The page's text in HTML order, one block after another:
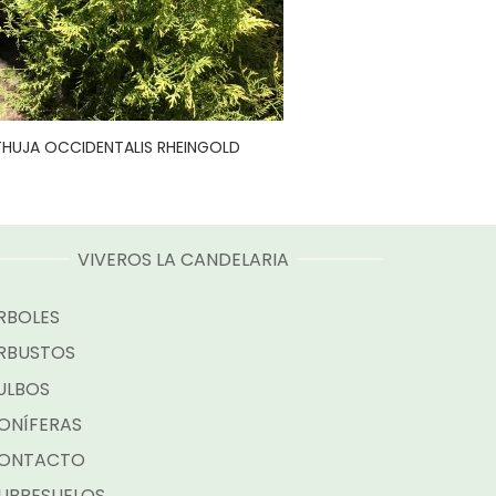
OCCIDENTALIS RHEINGOLD
VIVEROS LA CANDELARIA